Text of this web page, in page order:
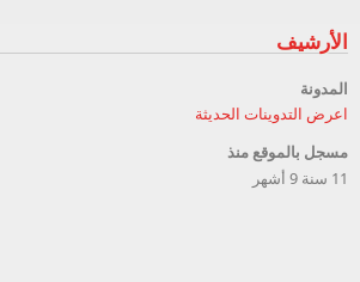
الأرشيف
المدونة
اعرض التدوينات الحديثة
مسجل بالموقع منذ
11 سنة 9 أشهر